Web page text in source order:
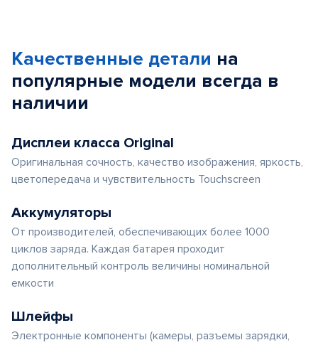
Качественные детали на
популярные модели всегда в
наличии
Дисплеи класса Original
Оригинальная сочность, качество изображения, яркость,
цветопередача и чувствительность Touchscreen
Аккумуляторы
От производителей, обеспечивающих более 1000
циклов заряда. Каждая батарея проходит
дополнительный контроль величины номинальной
емкости
Шлейфы
Электронные компоненты (камеры, разъемы зарядки,